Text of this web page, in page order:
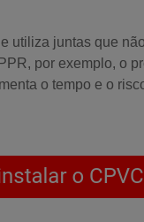
utiliza juntas que
por exemplo, o
o tempo e o